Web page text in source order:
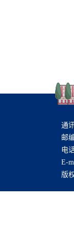
通
邮
电
E-
版